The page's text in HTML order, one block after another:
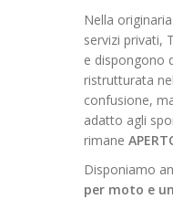
Nella
servizi privati,
e dispongono
ristrutturata
confusione,
adatto agli
rimane
Disponiamo
per moto e